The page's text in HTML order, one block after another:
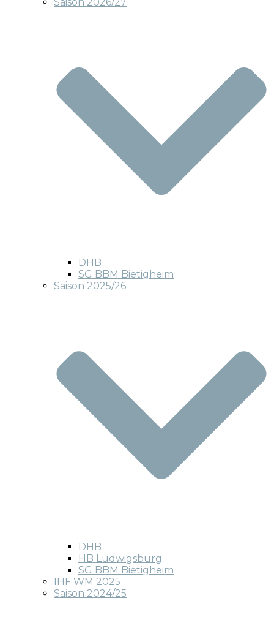
DHB
SG BBM Bietigheim
Saison 2025/26
DHB
HB Ludwigsburg
SG BBM Bietigheim
IHF WM 2025
Saison 2024/25